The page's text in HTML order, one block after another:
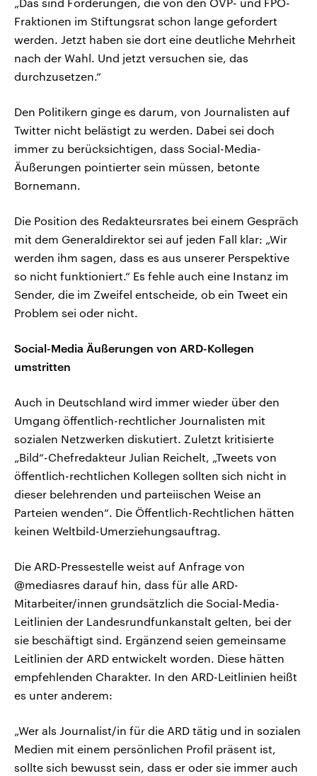
„Das sind Forderungen, die von den ÖVP- und FPÖ-
Fraktionen im Stiftungsrat schon lange gefordert
werden. Jetzt haben sie dort eine deutliche Mehrheit
nach der Wahl. Und jetzt versuchen sie, das
durchzusetzen.“
Den Politikern ginge es darum, von Journalisten auf
Twitter nicht belästigt zu werden. Dabei sei doch
immer zu berücksichtigen, dass Social-Media-
Äußerungen pointierter sein müssen, betonte
Bornemann.
Die Position des Redakteursrates bei einem Gespräch
mit dem Generaldirektor sei auf jeden Fall klar: „Wir
werden ihm sagen, dass es aus unserer Perspektive
so nicht funktioniert.“ Es fehle auch eine Instanz im
Sender, die im Zweifel entscheide, ob ein Tweet ein
Problem sei oder nicht.
Social-Media Äußerungen von ARD-Kollegen
umstritten
Auch in Deutschland wird immer wieder über den
Umgang öffentlich-rechtlicher Journalisten mit
sozialen Netzwerken diskutiert. Zuletzt kritisierte
„Bild“-Chefredakteur Julian Reichelt, „Tweets von
öffentlich-rechtlichen Kollegen sollten sich nicht in
dieser belehrenden und parteiischen Weise an
Parteien wenden“. Die Öffentlich-Rechtlichen hätten
keinen Weltbild-Umerziehungsauftrag.
Die ARD-Pressestelle weist auf Anfrage von
@mediasres darauf hin, dass für alle ARD-
Mitarbeiter/innen grundsätzlich die Social-Media-
Leitlinien der Landesrundfunkanstalt gelten, bei der
sie beschäftigt sind. Ergänzend seien gemeinsame
Leitlinien der ARD entwickelt worden. Diese hätten
empfehlenden Charakter. In den ARD-Leitlinien heißt
es unter anderem:
„Wer als Journalist/in für die ARD tätig und in sozialen
Medien mit einem persönlichen Profil präsent ist,
sollte sich bewusst sein, dass er oder sie immer auch